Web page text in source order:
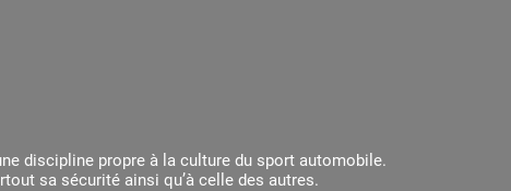
discipline propre à la culture du sport automobile.
sa sécurité ainsi qu’à celle des autres.